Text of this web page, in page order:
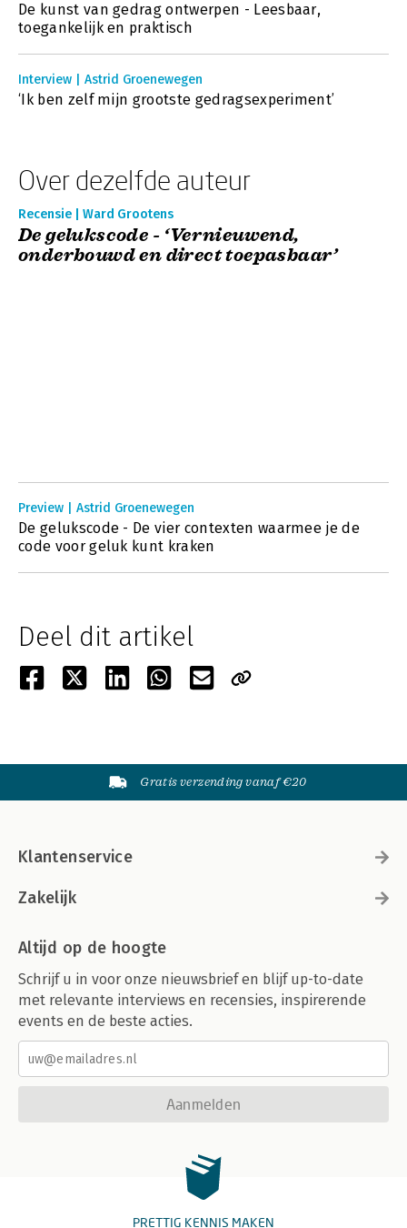
De kunst van gedrag ontwerpen - Leesbaar,
toegankelijk en praktisch
Interview | Astrid Groenewegen
‘Ik ben zelf mijn grootste gedragsexperiment’
Over dezelfde auteur
Recensie | Ward Grootens
De gelukscode - ‘Vernieuwend,
onderbouwd en direct toepasbaar’
Preview | Astrid Groenewegen
De gelukscode - De vier contexten waarmee je de
code voor geluk kunt kraken
Deel dit artikel
Gratis verzending vanaf €20
Klantenservice
Zakelijk
Altijd op de hoogte
Schrijf u in voor onze nieuwsbrief en blijf up-to-date
met relevante interviews en recensies, inspirerende
events en de beste acties.
Aanmelden
PRETTIG KENNIS MAKEN